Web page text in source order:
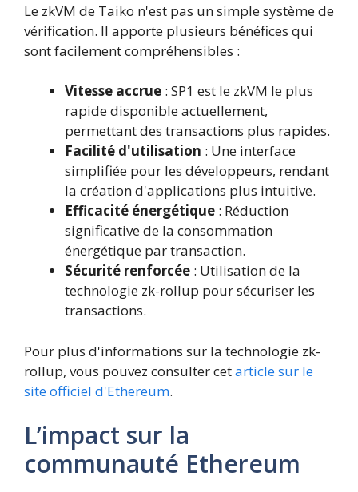
Le zkVM de Taiko n'est pas un simple système de
vérification. Il apporte plusieurs bénéfices qui
sont facilement compréhensibles :
Vitesse accrue : SP1 est le zkVM le plus
rapide disponible actuellement,
permettant des transactions plus rapides.
Facilité d'utilisation : Une interface
simplifiée pour les développeurs, rendant
la création d'applications plus intuitive.
Efficacité énergétique : Réduction
significative de la consommation
énergétique par transaction.
Sécurité renforcée : Utilisation de la
technologie zk-rollup pour sécuriser les
transactions.
Pour plus d'informations sur la technologie zk-
rollup, vous pouvez consulter cetarticle sur le
site officiel d'Ethereum.
L’impact sur la
communauté Ethereum